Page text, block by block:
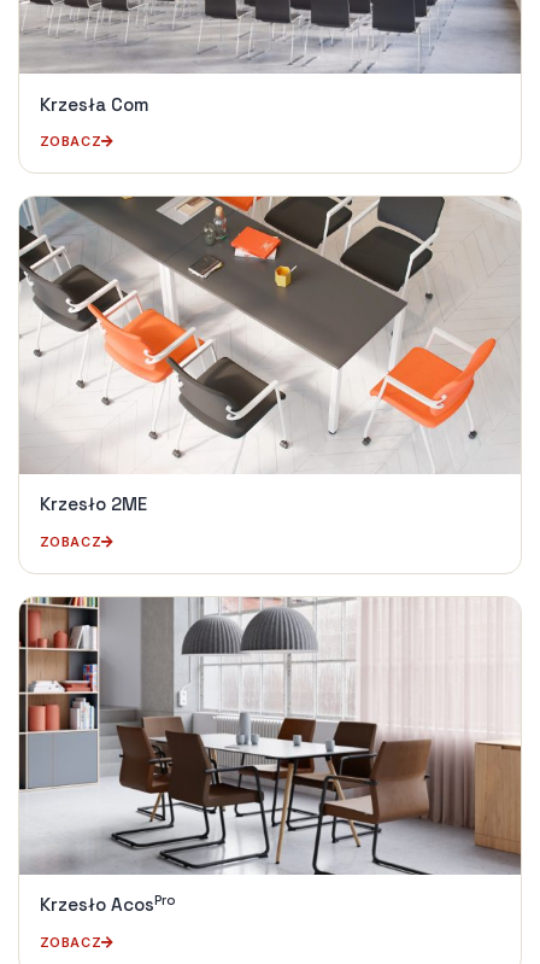
Krzesła Com
ZOBACZ
Krzesło 2ME
ZOBACZ
Krzesło AcosPro
ZOBACZ